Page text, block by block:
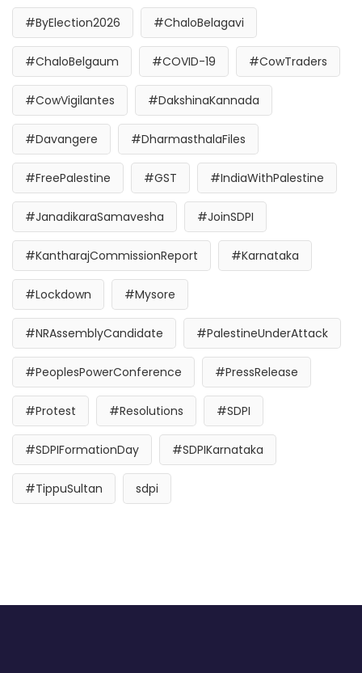
#ByElection2026 #ChaloBelagavi
#ChaloBelgaum #COVID-19 #CowTraders
#CowVigilantes #DakshinaKannada
#Davangere #DharmasthalaFiles
#FreePalestine #GST #IndiaWithPalestine
#JanadikaraSamavesha #JoinSDPI
#KantharajCommissionReport #Karnataka
#Lockdown #Mysore
#NRAssemblyCandidate #PalestineUnderAttack
#PeoplesPowerConference #PressRelease
#Protest #Resolutions #SDPI
#SDPIFormationDay #SDPIKarnataka
#TippuSultan sdpi